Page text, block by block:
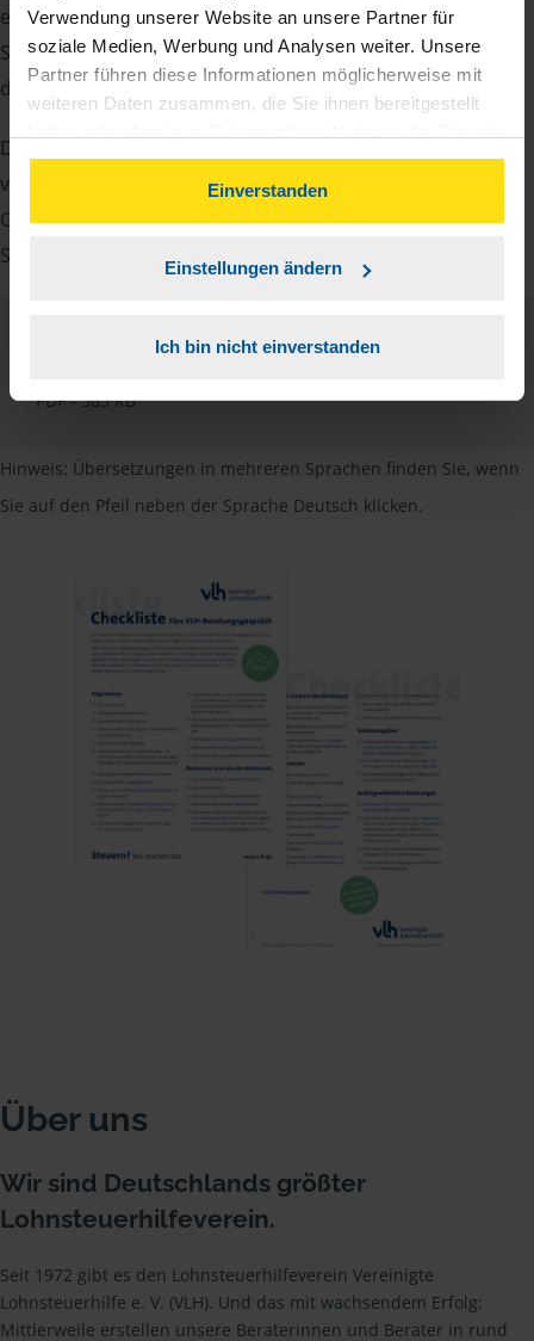
Verwendung unserer Website an unsere Partner für
soziale Medien, Werbung und Analysen weiter. Unsere
Partner führen diese Informationen möglicherweise mit
weiteren Daten zusammen, die Sie ihnen bereitgestellt
gesammelt haben. Indem Sie auf Einverstanden klicken,
können Sie der Verwendung von Cookies, gemäß
unserer
Einverstanden
Einstellungen ändern
Ich bin nicht einverstanden
elektronische Lohnsteuerbescheinigung, Ihre
Steueridentifikationsnummer, der Rentenbescheid oder
die Bescheinigung über das Kindergeld.
Damit Sie sich gut vorbereiten können und keinen der
vielen Nachweise vergessen, stellen wir Ihnen hier eine
Checkliste für Arbeitnehmer, Beamte, Auszubildende und
Studenten sowie Rentner zur Verfügung.
PDF - 585 KB
Hinweis: Übersetzungen in mehreren Sprachen finden Sie, wenn
Sie auf den Pfeil neben der Sprache Deutsch klicken.
Über uns
Wir sind Deutschlands größter
Lohnsteuerhilfeverein.
Seit 1972 gibt es den Lohnsteuerhilfeverein Vereinigte
Lohnsteuerhilfe e. V. (VLH). Und das mit wachsendem Erfolg:
Mittlerweile erstellen unsere Beraterinnen und Berater in rund